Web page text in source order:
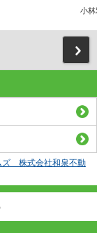
小林
ズ 株式会社和泉不動